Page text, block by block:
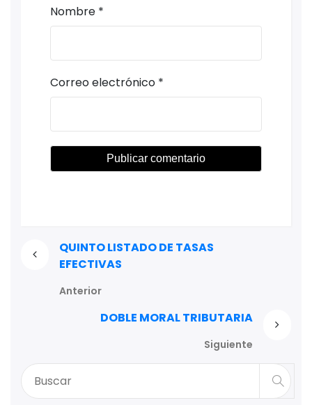
Nombre *
Correo electrónico *
QUINTO LISTADO DE TASAS
EFECTIVAS
Anterior
DOBLE MORAL TRIBUTARIA
Siguiente